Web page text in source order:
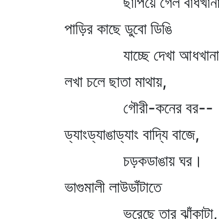
পাড়ির কাছে ডুবো ডিঙি
যাচ্ছে দেখা
লখা চলে ছাতা মাথায়,
গৌরী-কনের বর--
ড্যাংড্যাঙাড্যাং বাদ্যি বাজে,
চড়কডাঙায় ঘর।
ভাগুমালী লাউডাঁটাতে
ভরেছে তার ঝাঁকাটা,